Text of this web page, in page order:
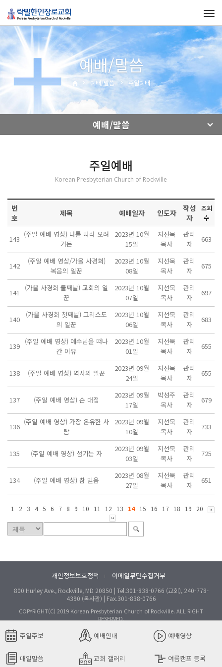
예배/말씀
예배/말씀 주일예배
예배/말씀
주일예배
Korean Presbyterian Church of Rockville
번
호
제목 예배일자 인도자
작성
자
조회
수
143
(주일 예배 영상) 나를 따라 오려
거든
2023년 10월
15일
지선묵
목사
관리
자
663
142
(주일 예배 영상/가을 사경회)
복음의 일꾼
2023년 10월
08일
지선묵
목사
관리
자
675
141
(가을 사경회 둘째날) 교회의 일
꾼
2023년 10월
07일
지선묵
목사
관리
자
697
140
(가을 사경회 첫째날) 그리스도
의 일꾼
2023년 10월
06일
지선묵
목사
관리
자
683
139
(주일 예배 영상) 예수님을 떠나
간 이유
2023년 10월
01일
지선묵
목사
관리
자
655
138 (주일 예배 영상) 역사의 일꾼
2023년 09월
24일
지선묵
목사
관리
자
655
137 (주일 예배 영상) 손 대접
2023년 09월
17일
박성주
목사
관리
자
679
136
(주일 예배 영상) 가장 온유한 사
람
2023년 09월
10일
지선묵
목사
관리
자
733
135 (주일 예배 영상) 섬기는 자
2023년 09월
03일
지선묵
목사
관리
자
725
134 (주일 예배 영상) 참 믿음
2023년 08월
27일
지선묵
목사
관리
자
651
1 2 3 4 5 6 7 8 9 10 11 12 13 14 15 16 17 18 19 20
주일주보 예배안내 예배영상
매일말씀 교회 갤러리 여름캠프 등록
개인정보보호정책 l 이메일무단수집거부
800 Hurley Ave., Rockville, MD 20850 | Tel.301-838-0766 (교회), 240-778-
4390 (목사관) | Fax.301-838-0766
COPYRIGHT(C) 2019 Korean Presbyterian Church of Rockville. ALL RIGHT
RESERVED.